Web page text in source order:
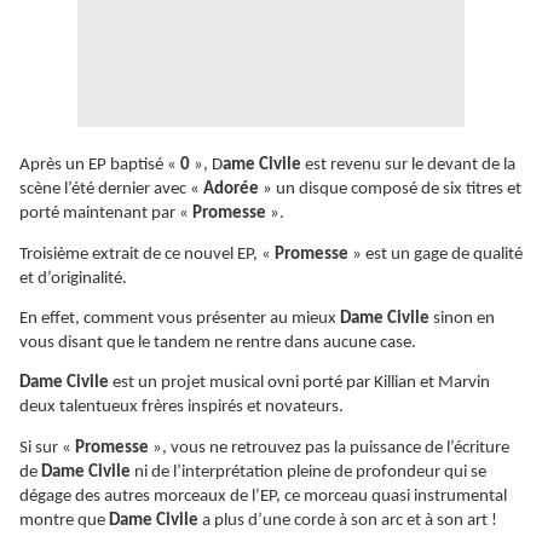
Après un EP baptisé « 0 », Dame Civile est revenu sur le devant de la
scène l’été dernier avec « Adorée » un disque composé de six titres et
porté maintenant par « Promesse ».
Troisième extrait de ce nouvel EP, « Promesse » est un gage de qualité
et d’originalité.
En effet, comment vous présenter au mieux Dame Civile sinon en
vous disant que le tandem ne rentre dans aucune case.
Dame Civile est un projet musical ovni porté par Killian et Marvin
deux talentueux frères inspirés et novateurs.
Si sur « Promesse », vous ne retrouvez pas la puissance de l’écriture
de Dame Civile ni de l’interprétation pleine de profondeur qui se
dégage des autres morceaux de l’EP, ce morceau quasi instrumental
montre que Dame Civile a plus d’une corde à son arc et à son art !